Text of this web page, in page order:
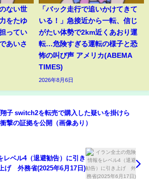
ない世
をたゆ
ってい
あいさ
「バック走行で追いかけてきて
いる！」急接近から一転、信じ
がたい体勢で2km近くあおり運
転…危険すぎる運転の様子と恐
怖の叫び声 アメリカ(ABEMA
TIMES)
2026年8月6日
子 switch2を転売で購入した疑いを掛けら
撃の証拠を公開（画像あり）
レベル4（退避勧告）に引き
上げ 外務省(2025年6月17日)